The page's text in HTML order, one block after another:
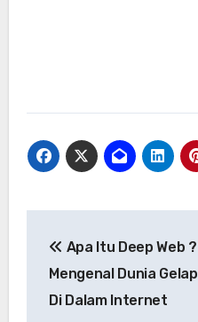
pos
Apa Itu Deep Web ?
Mengenal Dunia Gelap
Di Dalam Internet